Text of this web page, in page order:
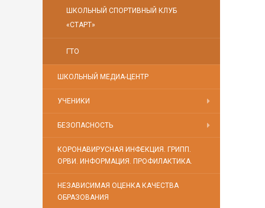
ШКОЛЬНЫЙ СПОРТИВНЫЙ КЛУБ
«СТАРТ»
ГТО
ШКОЛЬНЫЙ МЕДИА-ЦЕНТР
УЧЕНИКИ
БЕЗОПАСНОСТЬ
КОРОНАВИРУСНАЯ ИНФЕКЦИЯ. ГРИПП.
ОРВИ. ИНФОРМАЦИЯ. ПРОФИЛАКТИКА.
НЕЗАВИСИМАЯ ОЦЕНКА КАЧЕСТВА
ОБРАЗОВАНИЯ